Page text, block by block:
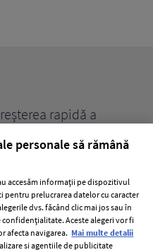
rapidă a
personale să rămână
accesăm informații pe dispozitivul
prelucrarea datelor cu caracter
dvs. făcând clic mai jos sau în
Aceste alegeri vor fi
afecta navigarea. Mai multe detalii
si agentiile de publicitate